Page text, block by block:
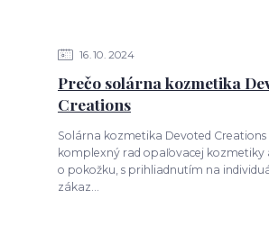
16 10 2024
Prečo solárna kozmetika
Creations
Solárna kozmetika Devoted
komplexný rad opaľovacej kozmetiky
o pokožku, s prihliadnutím na
zákaz...